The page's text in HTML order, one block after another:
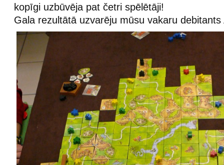
kopīgi uzbūvēja pat četri spēlētāji!
Gala rezultātā uzvarēju mūsu vakaru debitants